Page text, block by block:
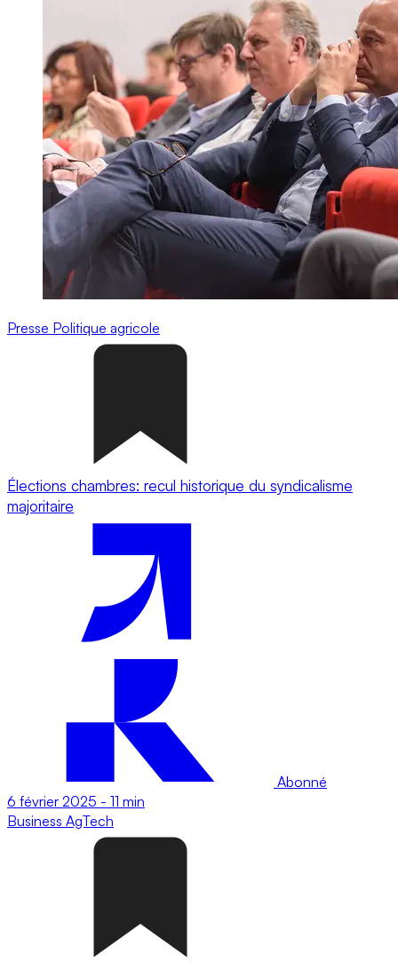
Presse Politique agricole
Élections chambres: recul historique du syndicalisme
majoritaire
Abonné
6 février 2025 - 11 min
Business AgTech